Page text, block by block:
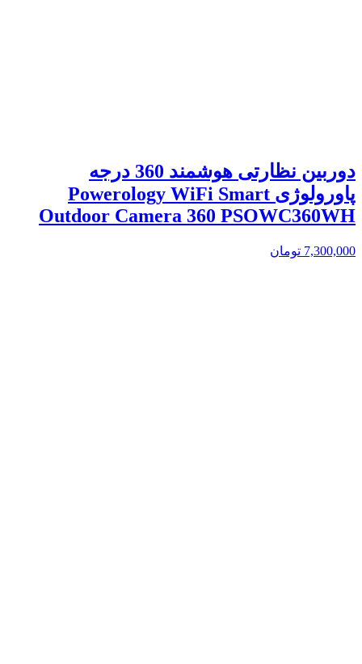
دوربین نظارتی هوشمند 360 درجه
پاورولوژی Powerology WiFi Smart
Outdoor Camera 360 PSOWC360WH
7,300,000 تومان